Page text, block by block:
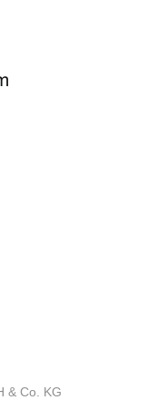
& Co. KG